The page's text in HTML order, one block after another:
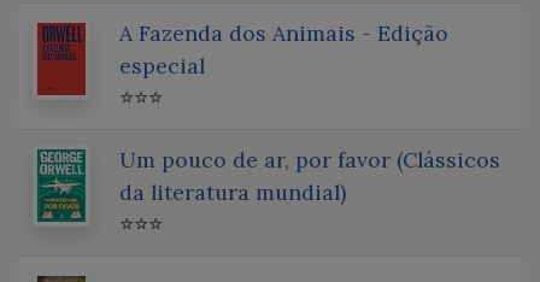
A Fazenda dos Animais - Edição
especial
⭐⭐⭐
Um pouco de ar, por favor (Clássicos
da literatura mundial)
⭐⭐⭐